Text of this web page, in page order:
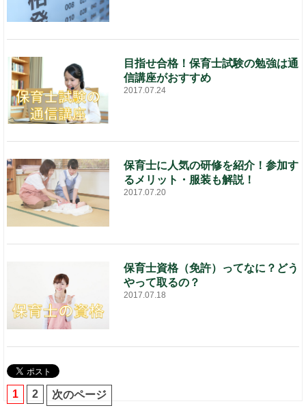
目指せ合格！保育士試験の勉強は通
信講座がおすすめ
2017.07.24
保育士に人気の研修を紹介！参加す
るメリット・服装も解説！
2017.07.20
保育士資格（免許）ってなに？どう
やって取るの？
2017.07.18
1 2 次のページ